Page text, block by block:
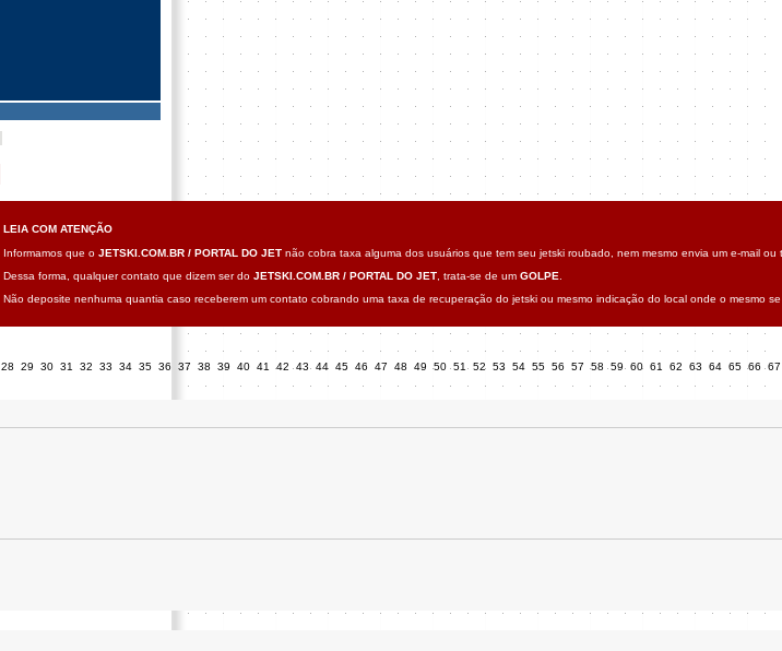
LEIA COM ATENÇÃO
Informamos que o JETSKI.COM.BR / PORTAL DO JETnão cobra taxa alguma dos usuários que tem seu jetski roubado, nem mesmo envia um e-mail
Dessa forma, qualquer contato que dizem ser do JETSKI.COM.BR / PORTAL DO JET, trata-se de um GOLPE
Não deposite nenhuma quantia caso receberem um contato cobrando uma taxa de recuperação do jetski ou mesmo indicação do local onde o mesmo
28 29 30 31 32 33 34 35 36 37 38 39 40 41 42 43 44 45 46 47 48 49 50 51 52 53 54 55 56 57 58 59 60 61 62 63 64 65 66